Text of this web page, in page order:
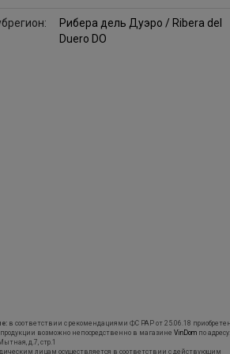
Рибера дель Дуэро / Ribera del
Duero DO
в соответствии с рекомендациями ФС РАР от 25.06.18
возможно непосредственно в магазине VinDom по адресу:
д.7, стр.1
лицам осуществляется в соответствии с действующим